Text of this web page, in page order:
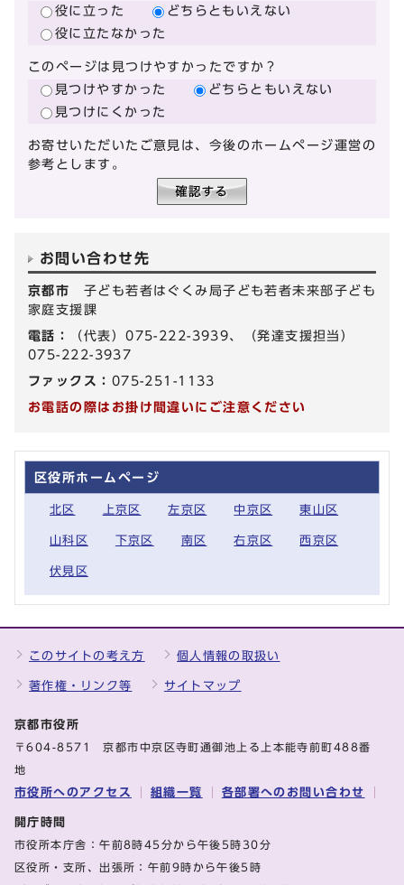
役に立った
どちらともいえない
役に立たなかった
このページは見つけやすかったですか？
見つけやすかった
どちらともいえない
見つけにくかった
お寄せいただいたご意見は、今後のホームページ運営の
参考とします。
お問い合わせ先
京都市 子ども若者はぐくみ局子ども若者未来部子ども
家庭支援課
電話：
（代表）075-222-3939、（発達支援担当）
075-222-3937
ファックス： 075-251-1133
お電話の際はお掛け間違いにご注意ください
区役所ホームページ
北区 上京区 左京区 中京区 東山区
山科区 下京区 南区 右京区 西京区
伏見区
このサイトの考え方 個人情報の取扱い
著作権・リンク等 サイトマップ
京都市役所
〒604-8571 京都市中京区寺町通御池上る上本能寺前町488番
地
市役所へのアクセス 組織一覧 各部署へのお問い合わせ
開庁時間
市役所本庁舎：午前8時45分から午後5時30分
区役所・支所、出張所：午前9時から午後5時